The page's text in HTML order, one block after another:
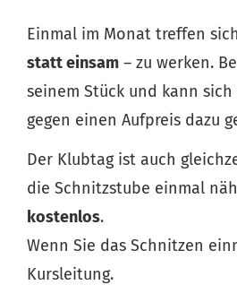
Einmal im Monat treffen
statt einsam – zu werken.
seinem Stück und kann
gegen einen Aufpreis dazu
Der Klubtag ist auch
die Schnitzstube einmal
kostenlos.
Wenn Sie das Schnitzen
Kursleitung.